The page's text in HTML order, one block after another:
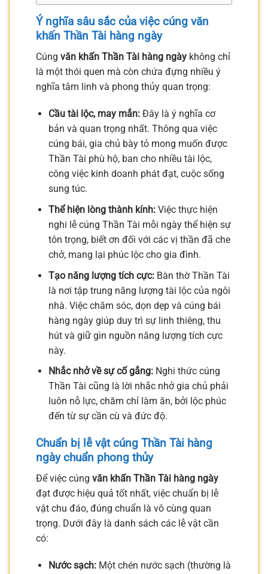
Ý nghĩa sâu sắc của việc cúng văn
khấn Thần Tài hàng ngày
Cúng văn khấn Thần Tài hàng ngày không chỉ
là một thói quen mà còn chứa đựng nhiều ý
nghĩa tâm linh và phong thủy quan trọng:
Cầu tài lộc, may mắn:Đây là ý nghĩa cơ
bản và quan trọng nhất. Thông qua việc
cúng bái, gia chủ bày tỏ mong muốn được
Thần Tài phù hộ, ban cho nhiều tài lộc,
công việc kinh doanh phát đạt, cuộc sống
sung túc.
Thể hiện lòng thành kính:Việc thực hiện
nghi lễ cúng Thần Tài mỗi ngày thể hiện sự
tôn trọng, biết ơn đối với các vị thần đã che
chở, mang lại phúc lộc cho gia đình.
Tạo năng lượng tích cực:Bàn thờ Thần Tài
là nơi tập trung năng lượng tài lộc của ngôi
nhà. Việc chăm sóc, dọn dẹp và cúng bái
hàng ngày giúp duy trì sự linh thiêng, thu
hút và giữ gìn nguồn năng lượng tích cực
này.
Nhắc nhở về sự cố gắng:Nghi thức cúng
Thần Tài cũng là lời nhắc nhở gia chủ phải
luôn nỗ lực, chăm chỉ làm ăn, bởi lộc phúc
đến từ sự cần cù và đức độ.
Chuẩn bị lễ vật cúng Thần Tài hàng
ngày chuẩn phong thủy
Để việc cúng văn khấn Thần Tài hàng ngày
đạt được hiệu quả tốt nhất, việc chuẩn bị lễ
vật chu đáo, đúng chuẩn là vô cùng quan
trọng. Dưới đây là danh sách các lễ vật cần
có:
Nước sạch:Một chén nước sạch (thường là